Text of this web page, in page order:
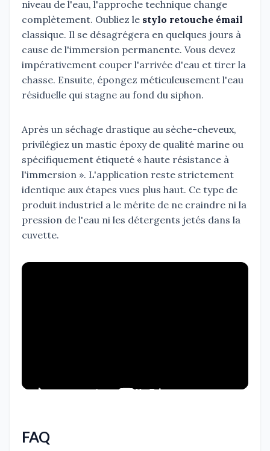
niveau de l'eau, l'approche technique change
complètement. Oubliez le stylo retouche émail
classique. Il se désagrégera en quelques jours à
cause de l'immersion permanente. Vous devez
impérativement couper l'arrivée d'eau et tirer la
chasse. Ensuite, épongez méticuleusement l'eau
résiduelle qui stagne au fond du siphon.
Après un séchage drastique au sèche-cheveux,
privilégiez un mastic époxy de qualité marine ou
spécifiquement étiqueté « haute résistance à
l'immersion ». L'application reste strictement
identique aux étapes vues plus haut. Ce type de
produit industriel a le mérite de ne craindre ni la
pression de l'eau ni les détergents jetés dans la
cuvette.
FAQ